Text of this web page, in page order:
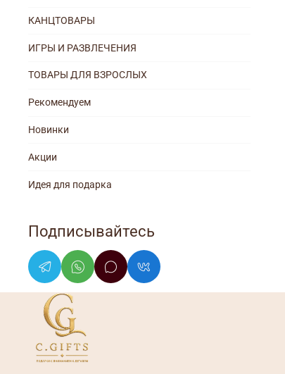
КАНЦТОВАРЫ
ИГРЫ И РАЗВЛЕЧЕНИЯ
ТОВАРЫ ДЛЯ ВЗРОСЛЫХ
Рекомендуем
Новинки
Акции
Идея для подарка
Подписывайтесь